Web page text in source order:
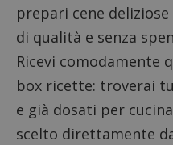
prepari cene
di qualità e senza
Ricevi comodamente
box ricette: troverai
e già dosati per
scelto direttamente